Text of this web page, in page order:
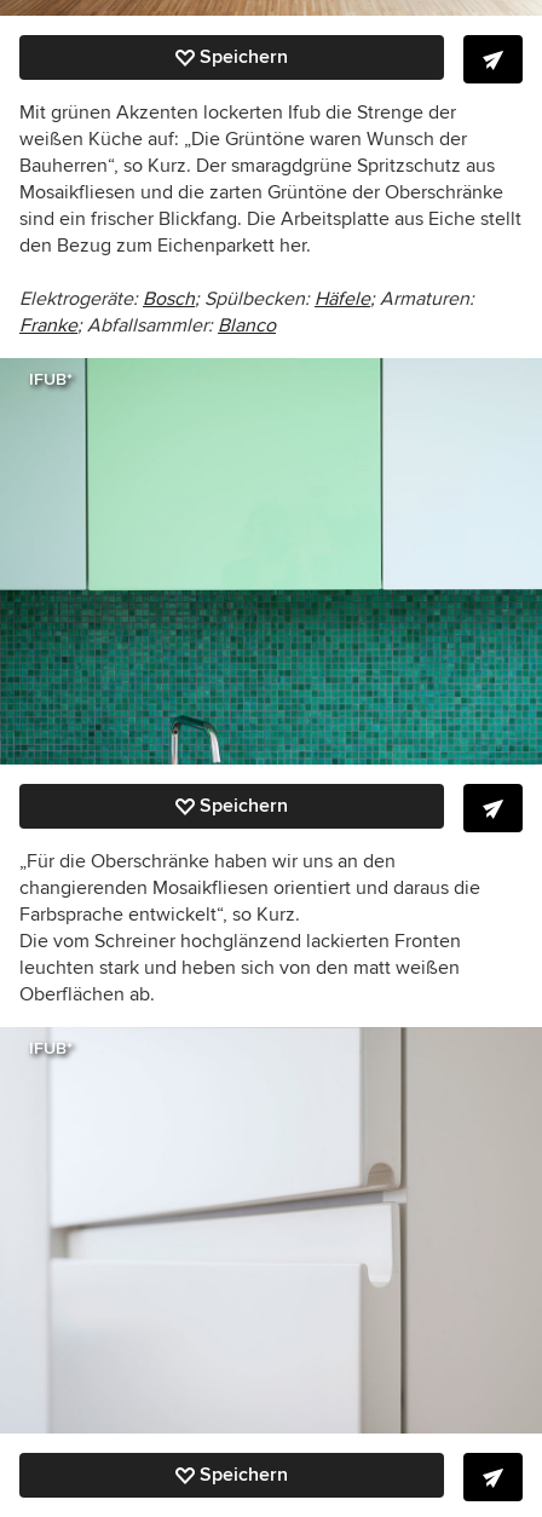
Speichern
Mit grünen Akzenten lockerten Ifub die Strenge der
weißen Küche auf: „Die Grüntöne waren Wunsch der
Bauherren“, so Kurz. Der smaragdgrüne Spritzschutz aus
Mosaikfliesen und die zarten Grüntöne der Oberschränke
sind ein frischer Blickfang. Die Arbeitsplatte aus Eiche stellt
den Bezug zum Eichenparkett her.
Elektrogeräte: Bosch; Spülbecken: Häfele;Armaturen:
Franke;Abfallsammler: Blanco
IFUB*
Speichern
„Für die Oberschränke haben wir uns an den
changierenden Mosaikfliesen orientiert und daraus die
Farbsprache entwickelt“, so Kurz.
Die vom Schreiner hochglänzend lackierten Fronten
leuchten stark und heben sich von den matt weißen
Oberflächen ab.
IFUB*
Speichern